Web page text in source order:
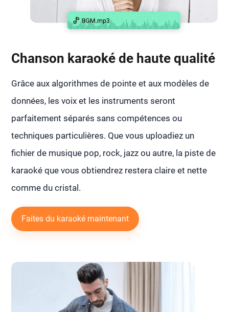
Chanson karaoké de haute qualité
Grâce aux algorithmes de pointe et aux modèles de
données, les voix et les instruments seront
parfaitement séparés sans compétences ou
techniques particulières. Que vous uploadiez un
fichier de musique pop, rock, jazz ou autre, la piste de
karaoké que vous obtiendrez restera claire et nette
comme du cristal.
Faites du karaoké maintenant